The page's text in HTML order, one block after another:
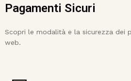
Pagamenti Sicuri
Scopri le modalità e la sicurezza dei
web.